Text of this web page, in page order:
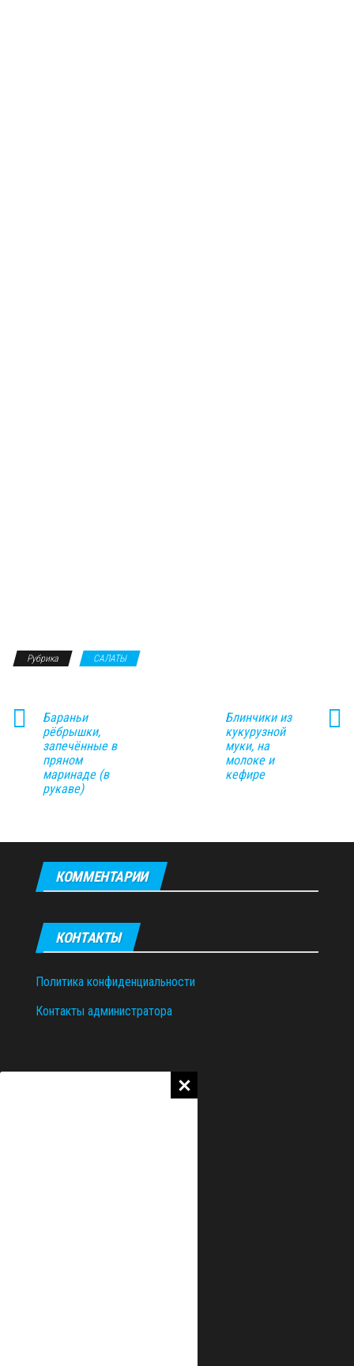
Рубрика САЛАТЫ
Бараньи
рёбрышки,
запечённые в
пряном
маринаде (в
рукаве)
Блинчики из
кукурузной
муки, на
молоке и
кефире
КОММЕНТАРИИ
КОНТАКТЫ
Политика конфиденциальности
Контакты администратора